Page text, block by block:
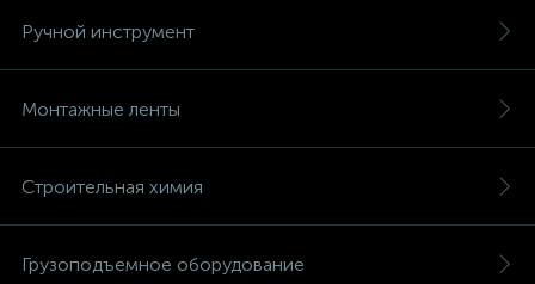
Ручной инструмент
Монтажные ленты
Строительная химия
Грузоподъемное оборудование